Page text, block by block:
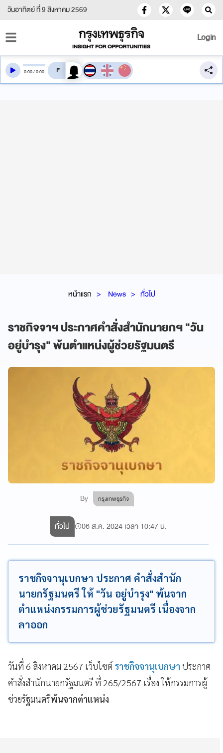
วันอาทิตย์ ที่ 9 สิงหาคม 2569
Login
หน้าแรก News ทั่วไป
ราชกิจจาฯ ประกาศคำสั่งสำนักนายกฯ "วัน
อยู่บำรุง" พ้นตำแหน่งผู้ช่วยรัฐมนตรี
By กรุงเทพธุรกิจ
0:00/0:00 สลับเสียงอ่าน
ทั่วไป 06 ส.ค. 2024 เวลา 10:47 น.
ราชกิจจานุเบกษา ประกาศ คำสั่งสำนัก
นายกรัฐมนตรี ให้ "วัน อยู่บำรุง" พ้นจาก
ตำแหน่งกรรมการผู้ช่วยรัฐมนตรี เนื่องจาก
ลาออก
วันที่ 6 สิงหาคม 2567 เว็บไซต์ ราชกิจจานุเบกษา ประกาศ
คำสั่งสำนักนายกรัฐมนตรี ที่ 265/2567 เรื่อง ให้กรรมการผู้
ช่วยรัฐมนตรีพ้นจากตำแหน่ง